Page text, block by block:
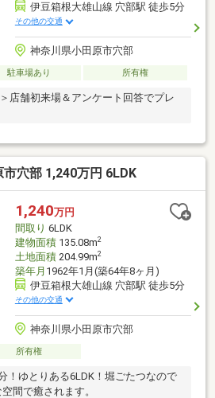
伊豆箱根大雄山線 穴部駅 徒歩5分
その他の交通
神奈川県小田原市穴部
駐車場あり 所有権
店舗初来場＆アンケート回答でプレ
穴部 1,240万円 6LDK
1,240万円
間取り 6LDK
建物面積135.08m2
土地面積204.99m2
築年月 1962年1月(築64年8ヶ月)
伊豆箱根大雄山線 穴部駅 徒歩5分
その他の交通
神奈川県小田原市穴部
所有権
！ゆとりある6LDK！堀ごたつなので
間で癒されます。